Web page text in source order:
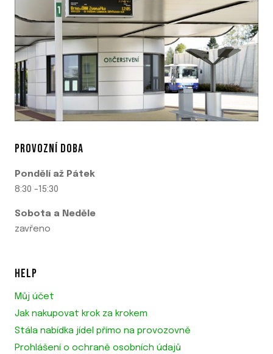
PROVOZNÍ DOBA
Pondělí až Pátek
8:30 -15:30
Sobota a Neděle
zavřeno
HELP
Můj účet
Jak nakupovat krok za krokem
Stála nabídka jídel přímo na provozovně
Prohlášení o ochraně osobních údajů